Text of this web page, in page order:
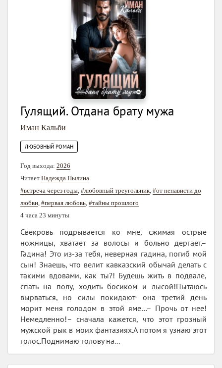
Гулящий. Отдана брату мужа
Иман Кальби
ЛЮБОВНЫЙ РОМАН
Год выхода: 2026
Читает Надежда Пылина
#встреча через годы, #любовный треугольник, #от ненависти до
любви, #первая любовь, #тайны прошлого
4 часа 23 минуты
Свекровь подрывается ко мне, сжимая острые
ножницы, хватает за волосы и больно дергает.–
Гадина! Это из-за тебя, неверная гадина, погиб мой
сын! Знаешь, что велит кавказский обычай делать с
такими вдовами, как ты?! Будешь жить в подвале,
спать на полу, ходить босиком и лысой!Пытаюсь
вырваться, но силы покидают- она третий день
морит меня голодом в этой яме…– Прочь от нее!
Немедленно!– сначала кажется, что этот грозный
мужской рык в моих фантазиях.А потом я узнаю этот
голос.Поднимаю голову на...